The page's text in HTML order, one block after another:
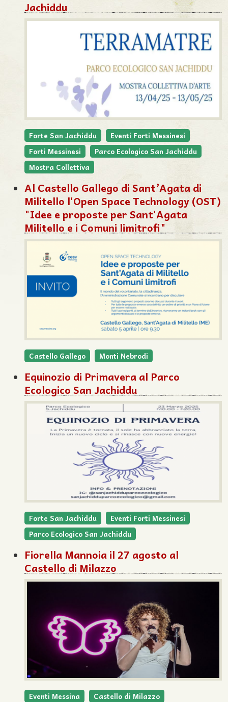
Jachiddu
Forte San Jachiddu
Eventi Forti Messinesi
Forti Messinesi
Parco Ecologico San Jachiddu
Mostra Collettiva
Al Castello Gallego di Sant’Agata di
Militello l'Open Space Technology (OST)
"Idee e proposte per Sant'Agata
Militello e i Comuni limitrofi"
Castello Gallego Monti Nebrodi
Equinozio di Primavera al Parco
Ecologico San Jachiddu
Forte San Jachiddu
Eventi Forti Messinesi
Parco Ecologico San Jachiddu
Fiorella Mannoia il 27 agosto al
Castello di Milazzo
Eventi Messina
Castello di Milazzo